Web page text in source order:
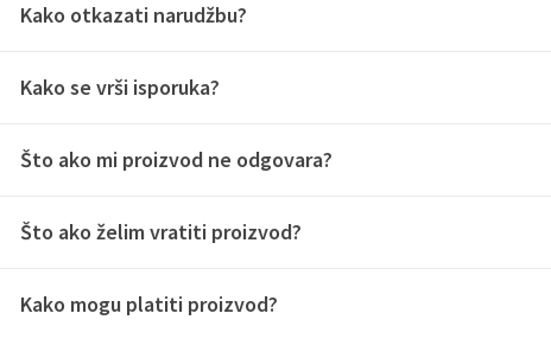
Kako otkazati narudžbu?
Kako se vrši isporuka?
Što ako mi proizvod ne odgovara?
Što ako želim vratiti proizvod?
Kako mogu platiti proizvod?